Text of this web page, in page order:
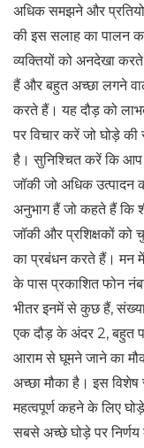
अधिक समझने और
की इस सलाह का पालन
व्यक्तियों को अनदेखा
हैं और बहुत अच्छा लगने
करते हैं। यह दौड़ को
पर विचार करें जो घोड़े
है। सुनिश्चित करें कि
जॉकी जो अधिक उत्पादन
अनुभाग हैं जो कहते हैं कि
जॉकी और प्रशिक्षकों
का प्रबंधन करते हैं। मन में
के पास प्रकाशित फोन
भीतर इनमें से कुछ हैं,
एक दौड़ के अंदर 2, बहुत
आराम से घूमने जाने का
अच्छा मौका है। इस
महत्वपूर्ण कहने के लिए
सबसे अच्छे घोड़े पर